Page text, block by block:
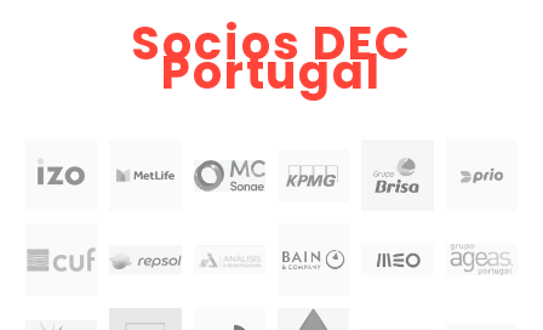
Socios DEC
Portugal